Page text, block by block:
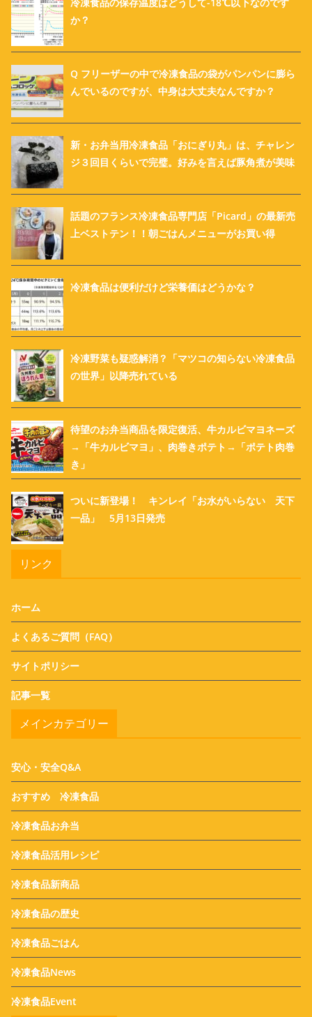
か？
Q フリーザーの中で冷凍食品の袋がパンパンに膨ら
んでいるのですが、中身は大丈夫なんですか？
新・お弁当用冷凍食品「おにぎり丸」は、チャレン
ジ３回目くらいで完璧。好みを言えば豚角煮が美味
話題のフランス冷凍食品専門店「Picard」の最新売
上ベストテン！！朝ごはんメニューがお買い得
冷凍食品は便利だけど栄養価はどうかな？
冷凍野菜も疑惑解消？「マツコの知らない冷凍食品
の世界」以降売れている
待望のお弁当商品を限定復活、牛カルビマヨネーズ
→「牛カルビマヨ」、肉巻きポテト→「ポテト肉巻
き」
ついに新登場！ キンレイ「お水がいらない 天下
一品」 5月13日発売
リンク
ホーム
よくあるご質問（FAQ）
サイトポリシー
記事一覧
メインカテゴリー
安心・安全Q&A
おすすめ 冷凍食品
冷凍食品お弁当
冷凍食品活用レシピ
冷凍食品新商品
冷凍食品の歴史
冷凍食品ごはん
冷凍食品News
冷凍食品Event